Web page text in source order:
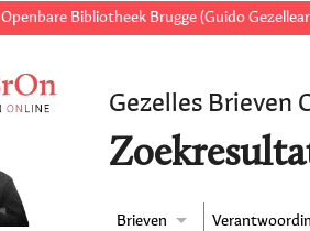
Openbare Bibliotheek Brugge (Guido
Gezelles Brieven
Brieven